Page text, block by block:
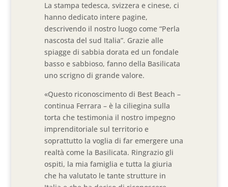
La stampa tedesca, svizzera e cinese, ci
hanno dedicato intere pagine,
descrivendo il nostro luogo come “Perla
nascosta del sud Italia”. Grazie alle
spiagge di sabbia dorata ed un fondale
basso e sabbioso, fanno della Basilicata
uno scrigno di grande valore.
«Questo riconoscimento di Best Beach –
continua Ferrara – è la ciliegina sulla
torta che testimonia il nostro impegno
imprenditoriale sul territorio e
soprattutto la voglia di far emergere una
realtà come la Basilicata. Ringrazio gli
ospiti, la mia famiglia e tutta la giuria
che ha valutato le tante strutture in